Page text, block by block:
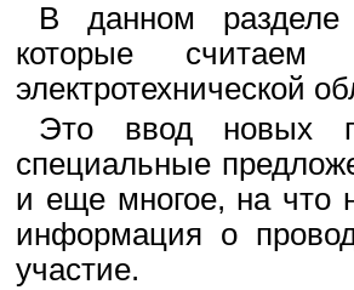
В данном разделе
которые считаем
электротехнической
Это ввод новых
специальные
и еще многое, на что
информация о
участие.